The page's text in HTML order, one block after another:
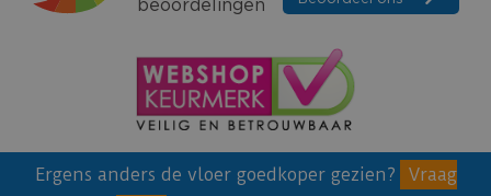
Ergens anders de vloer goedkoper gezien? Vraag